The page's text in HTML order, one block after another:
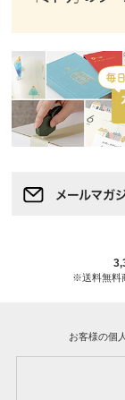
※送料無料
お客様の個